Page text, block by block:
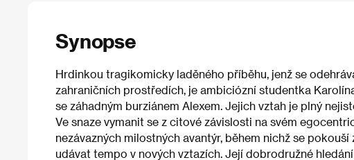
Synopse
Hrdinkou tragikomicky laděného příběhu, jenž se
zahraničních prostředích, je ambiciózní studentka
se záhadným burziánem Alexem. Jejich vztah je plný
Ve snaze vymanit se z citové závislosti na svém
nezávazných milostných avantýr, během nichž se
udávat tempo v nových vztazích. Její dobrodružné